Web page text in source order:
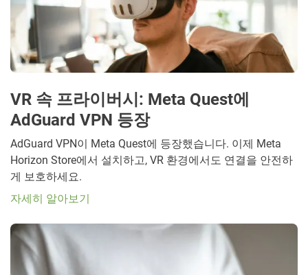
VR 속 프라이버시: Meta Quest에
AdGuard VPN 등장
AdGuard VPN이 Meta Quest에 등장했습니다. 이제 Meta
Horizon Store에서 설치하고, VR 환경에서도 연결을 안전하
게 보호하세요.
자세히 알아보기